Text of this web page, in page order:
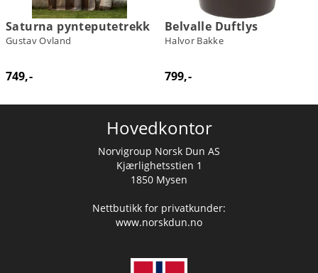
Saturna pynteputetrekk
Gustav Ovland
749,-
Belvalle Duftlys
Halvor Bakke
799,-
Hovedkontor
Norvigroup Norsk Dun AS
Kjærlighetsstien 1
1850 Mysen
Nettbutikk for privatkunder:
www.norskdun.no